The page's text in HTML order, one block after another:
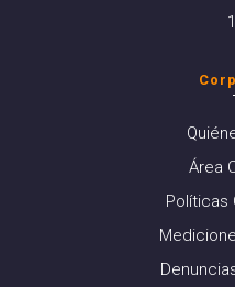
Área
Políticas